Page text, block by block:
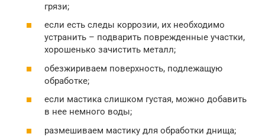
грязи;
если есть следы коррозии, их необходимо
устранить – подварить поврежденные участки,
хорошенько зачистить металл;
обезжириваем поверхность, подлежащую
обработке;
если мастика слишком густая, можно добавить
в нее немного воды;
размешиваем мастику для обработки днища;